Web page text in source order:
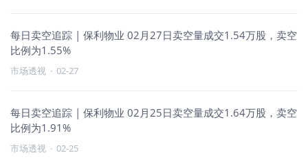
每日卖空追踪 | 保利物业 02月27日卖空量成交1.54万股，卖空
比例为1.55%
市场透视 · 02-27
每日卖空追踪 | 保利物业 02月25日卖空量成交1.64万股，卖空
比例为1.91%
市场透视 · 02-25